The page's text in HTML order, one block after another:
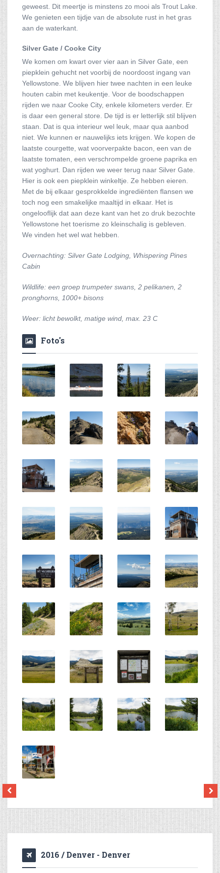
geweest. Dit meertje is minstens zo mooi als Trout Lake.
We genieten een tijdje van de absolute rust in het gras
aan de waterkant.
Silver Gate / Cooke City
We komen om kwart over vier aan in Silver Gate, een
piepklein gehucht net voorbij de noordoost ingang van
Yellowstone. We blijven hier twee nachten in een leuke
houten cabin met keukentje. Voor de boodschappen
rijden we naar Cooke City, enkele kilometers verder. Er
is daar een general store. De tijd is er letterlijk stil blijven
staan. Dat is qua interieur wel leuk, maar qua aanbod
niet. We kunnen er nauwelijks iets krijgen. We kopen de
laatste courgette, wat voorverpakte bacon, een van de
laatste tomaten, een verschrompelde groene paprika en
wat yoghurt. Dan rijden we weer terug naar Silver Gate.
Hier is ook een piepklein winkeltje. Ze hebben eieren.
Met de bij elkaar gesprokkelde ingrediënten flansen we
toch nog een smakelijke maaltijd in elkaar. Het is
ongelooflijk dat aan deze kant van het zo druk bezochte
Yellowstone het toerisme zo kleinschalig is gebleven.
We vinden het wel wat hebben.
Overnachting: Silver Gate Lodging, Whispering Pines
Cabin
Wildlife: een groep trumpeter swans, 2 pelikanen, 2
pronghorns, 1000+ bisons
Weer: licht bewolkt, matige wind, max. 23 C
Foto's
2016 / Denver - Denver